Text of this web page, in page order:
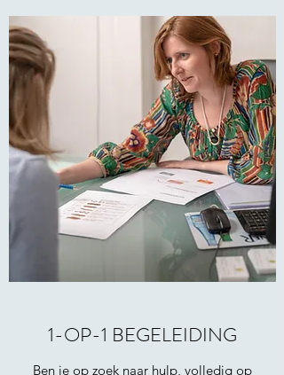
1-OP-1 BEGELEIDING
Ben je op zoek naar hulp, volledig op